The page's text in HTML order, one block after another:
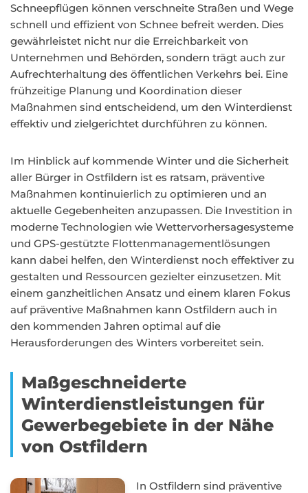
Schneepflügen können verschneite Straßen und Wege
schnell und effizient von Schnee befreit werden. Dies
gewährleistet nicht nur die Erreichbarkeit von
Unternehmen und Behörden, sondern trägt auch zur
Aufrechterhaltung des öffentlichen Verkehrs bei. Eine
frühzeitige Planung und Koordination dieser
Maßnahmen sind entscheidend, um den Winterdienst
effektiv und zielgerichtet durchführen zu können.
Im Hinblick auf kommende Winter und die Sicherheit
aller Bürger in Ostfildern ist es ratsam, präventive
Maßnahmen kontinuierlich zu optimieren und an
aktuelle Gegebenheiten anzupassen. Die Investition in
moderne Technologien wie Wettervorhersagesysteme
und GPS-gestützte Flottenmanagementlösungen
kann dabei helfen, den Winterdienst noch effektiver zu
gestalten und Ressourcen gezielter einzusetzen. Mit
einem ganzheitlichen Ansatz und einem klaren Fokus
auf präventive Maßnahmen kann Ostfildern auch in
den kommenden Jahren optimal auf die
Herausforderungen des Winters vorbereitet sein.
Maßgeschneiderte
Winterdienstleistungen für
Gewerbegebiete in der Nähe
von Ostfildern
In Ostfildern sind präventive